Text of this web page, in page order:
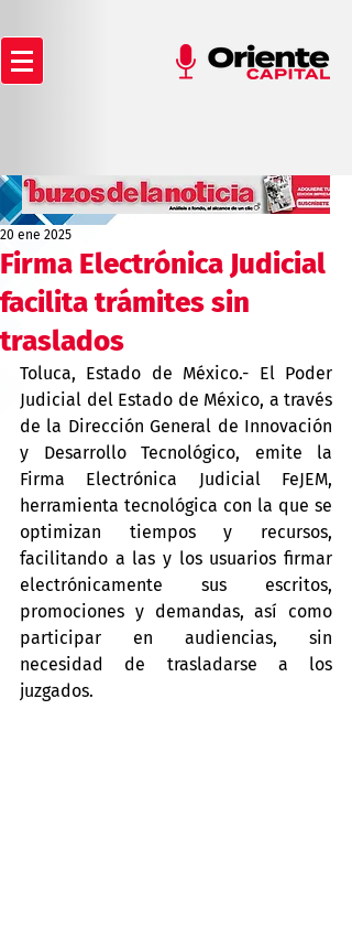
Firma Electrónica Judicial
facilita trámites sin
traslados
20 ene 2025
Toluca, Estado de México.- El Poder
Judicial del Estado de México, a través
de la Dirección General de Innovación
y Desarrollo Tecnológico, emite la
Firma Electrónica Judicial FeJEM,
herramienta tecnológica con la que se
optimizan tiempos y recursos,
facilitando a las y los usuarios firmar
electrónicamente sus escritos,
promociones y demandas, así como
participar en audiencias, sin
necesidad de trasladarse a los
juzgados.